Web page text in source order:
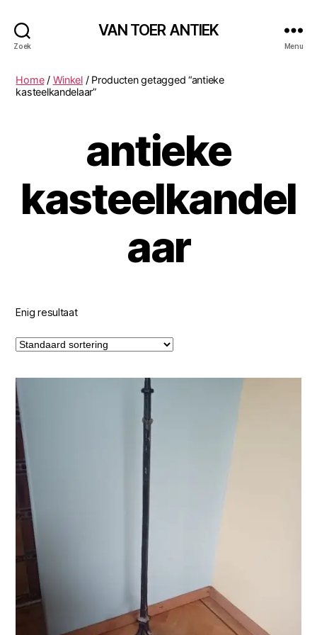
Zoek
VAN TOER ANTIEK
Menu
Home/ Winkel/ Producten getagged “antieke
kasteelkandelaar”
antieke
kasteelkandel
aar
Enig resultaat